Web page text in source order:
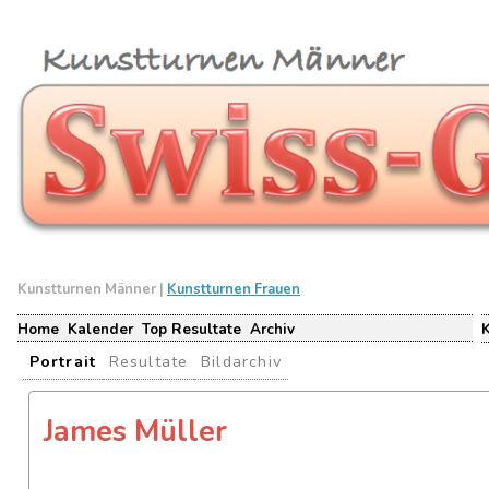
Kunstturnen Männer | Kunstturnen Frauen
Home Kalender Top Resultate Archiv
Portrait Resultate Bildarchiv
James Müller